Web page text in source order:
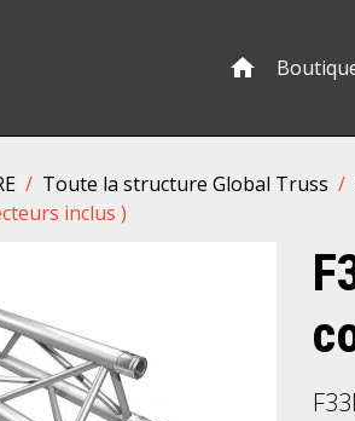
Toute la structure Global Truss
inclus )